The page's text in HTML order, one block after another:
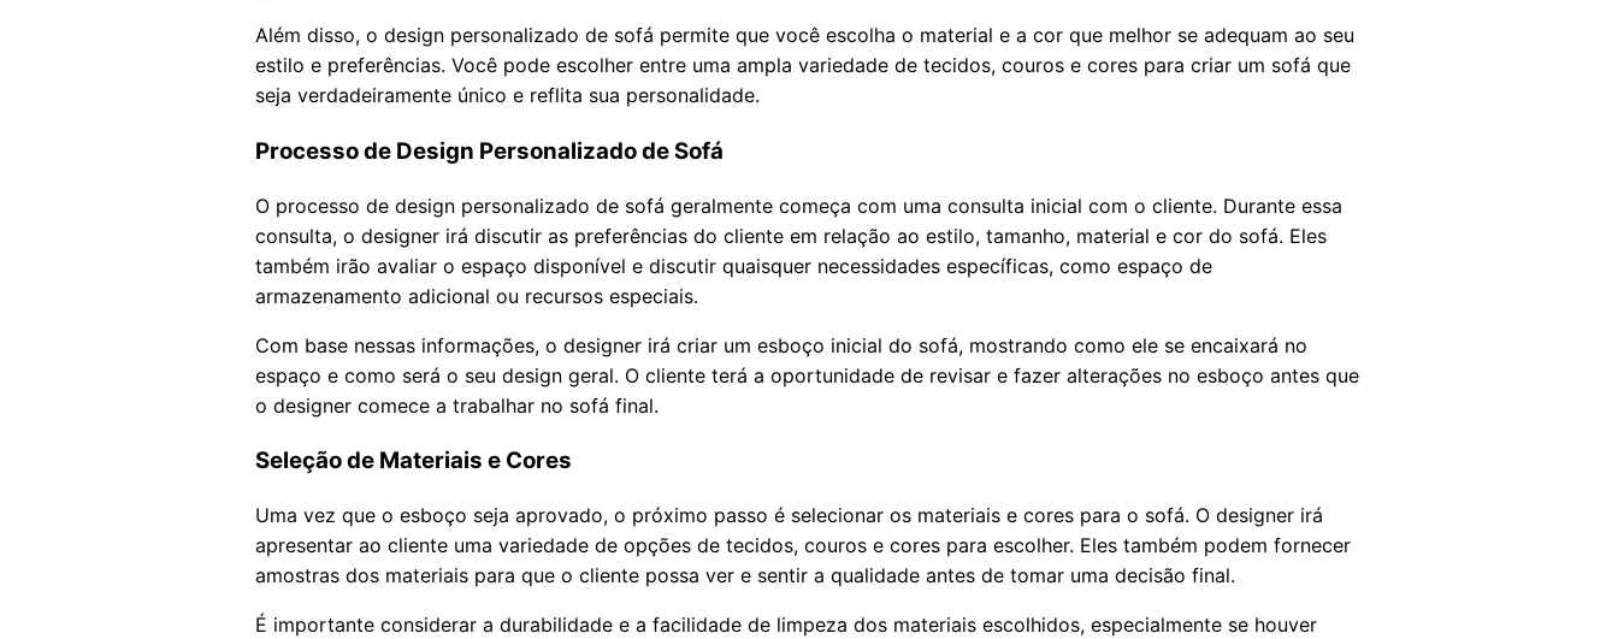
Além disso, o design personalizado de sofá permite que você escolha o material e a cor que melhor se adequam ao seu
estilo e preferências. Você pode escolher entre uma ampla variedade de tecidos, couros e cores para criar um sofá que
seja verdadeiramente único e reflita sua personalidade.
Processo de Design Personalizado de Sofá
O processo de design personalizado de sofá geralmente começa com uma consulta inicial com o cliente. Durante essa
consulta, o designer irá discutir as preferências do cliente em relação ao estilo, tamanho, material e cor do sofá. Eles
também irão avaliar o espaço disponível e discutir quaisquer necessidades específicas, como espaço de
armazenamento adicional ou recursos especiais.
Com base nessas informações, o designer irá criar um esboço inicial do sofá, mostrando como ele se encaixará no
espaço e como será o seu design geral. O cliente terá a oportunidade de revisar e fazer alterações no esboço antes que
o designer comece a trabalhar no sofá final.
Seleção de Materiais e Cores
Uma vez que o esboço seja aprovado, o próximo passo é selecionar os materiais e cores para o sofá. O designer irá
apresentar ao cliente uma variedade de opções de tecidos, couros e cores para escolher. Eles também podem fornecer
amostras dos materiais para que o cliente possa ver e sentir a qualidade antes de tomar uma decisão final.
É importante considerar a durabilidade e a facilidade de limpeza dos materiais escolhidos, especialmente se houver